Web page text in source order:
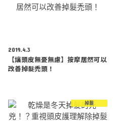
2019.4.3
【讓頭皮無憂無慮】按摩居然可以
改善掉髮禿頭！
掉髮